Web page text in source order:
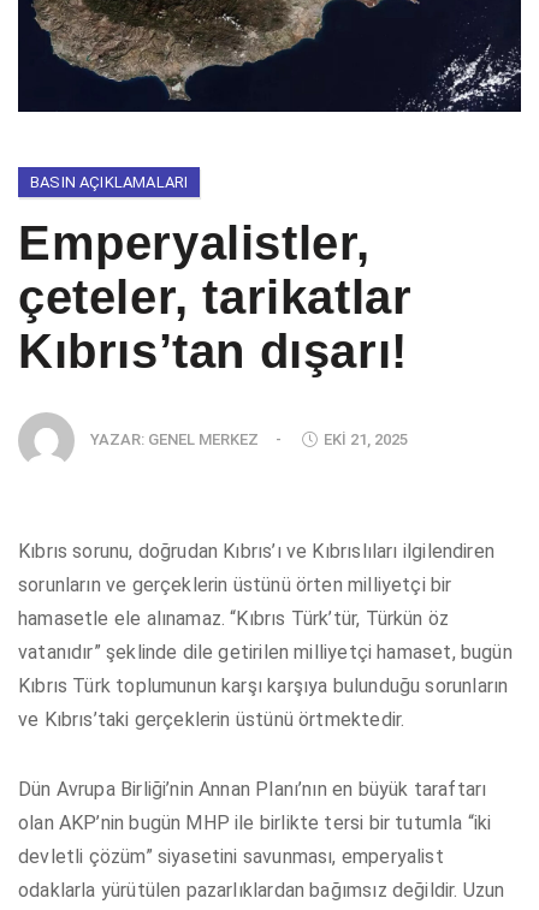
BASIN AÇIKLAMALARI
Emperyalistler,
çeteler, tarikatlar
Kıbrıs’tan dışarı!
YAZAR: GENEL MERKEZ - EKI 21, 2025
Kıbrıs sorunu, doğrudan Kıbrıs’ı ve Kıbrıslıları ilgilendiren
sorunların ve gerçeklerin üstünü örten milliyetçi bir
hamasetle ele alınamaz. “Kıbrıs Türk’tür, Türkün öz
vatanıdır” şeklinde dile getirilen milliyetçi hamaset, bugün
Kıbrıs Türk toplumunun karşı karşıya bulunduğu sorunların
ve Kıbrıs’taki gerçeklerin üstünü örtmektedir.
Dün Avrupa Birliği’nin Annan Planı’nın en büyük taraftarı
olan AKP’nin bugün MHP ile birlikte tersi bir tutumla “iki
devletli çözüm” siyasetini savunması, emperyalist
odaklarla yürütülen pazarlıklardan bağımsız değildir. Uzun